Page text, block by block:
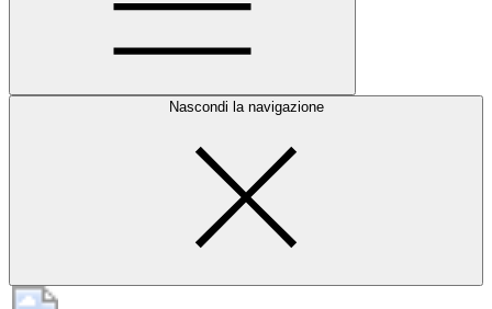
Nascondi la navigazione